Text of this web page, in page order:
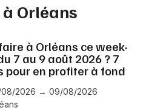
Orléans
à Orléans ce week-
7 au 9 août 2026 ? 7
pour en profiter à fond
2026 → 09/08/2026